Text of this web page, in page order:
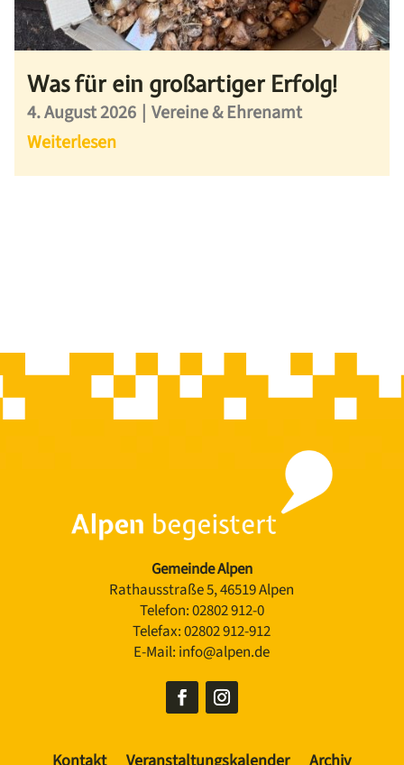
Was für ein großartiger Erfolg!
4. August 2026 | Vereine & Ehrenamt
Weiterlesen
Gemeinde Alpen
Rathausstraße 5, 46519 Alpen
Telefon:02802 912-0
Telefax:02802 912-912
E-Mail: info@alpen.de